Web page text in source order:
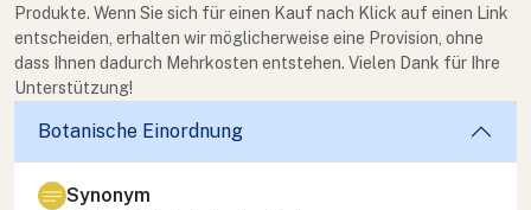
Produkte. Wenn Sie sich für einen Kauf nach Klick auf einen Link
entscheiden, erhalten wir möglicherweise eine Provision, ohne
dass Ihnen dadurch Mehrkosten entstehen. Vielen Dank für Ihre
Unterstützung!
Botanische Einordnung
Synonym